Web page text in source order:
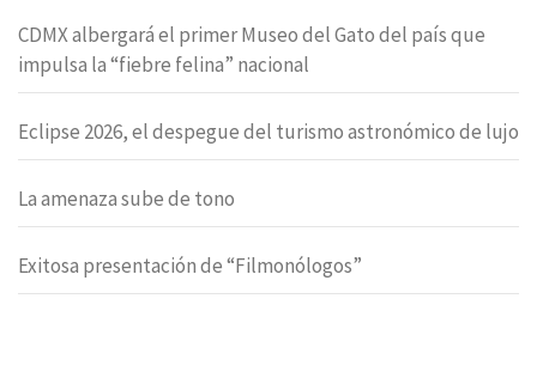
CDMX albergará el primer Museo del Gato del país que
impulsa la “fiebre felina” nacional
Eclipse 2026, el despegue del turismo astronómico de lujo
La amenaza sube de tono
Exitosa presentación de “Filmonólogos”